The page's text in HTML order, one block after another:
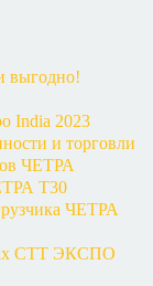
выгодно!
India 2023
и торговли
ЧЕТРА
Т30
ЧЕТРА
СТТ ЭКСПО